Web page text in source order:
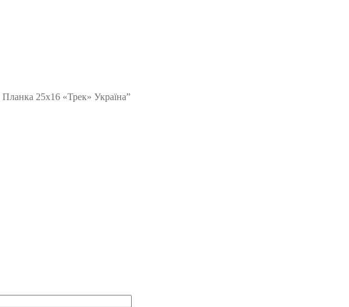
25х16 «Трек» Україна”